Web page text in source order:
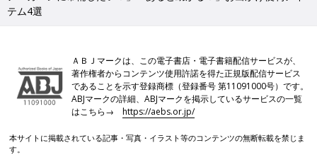
テム4選
ＡＢＪマークは、この電子書店・電子書籍配信サービスが、
著作権者からコンテンツ使用許諾を得た正規版配信サービス
であることを示す登録商標（登録番号 第11091000号）です。
ABJマークの詳細、ABJマークを掲示しているサービスの一覧
はこちら→https://aebs.or.jp/
本サイトに掲載されている記事・写真・イラスト等のコンテンツの無断転載を禁じま
す。